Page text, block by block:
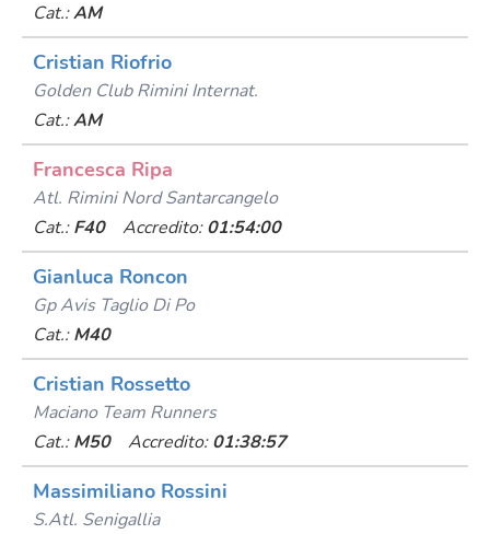
Cat.:AM
Cristian Riofrio
Golden Club Rimini Internat.
Cat.:AM
Francesca Ripa
Atl. Rimini Nord Santarcangelo
Cat.: F40 Accredito: 01:54:00
Gianluca Roncon
Gp Avis Taglio Di Po
Cat.: M40
Cristian Rossetto
Maciano Team Runners
Cat.: M50 Accredito: 01:38:57
Massimiliano Rossini
S.atl. Senigallia